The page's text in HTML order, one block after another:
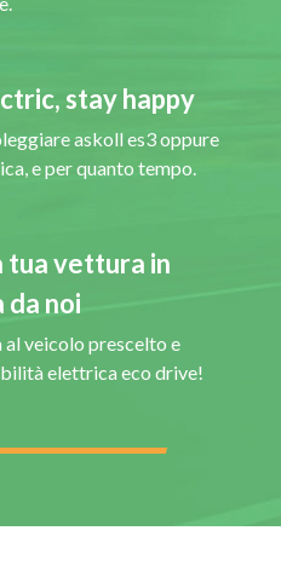
stay happy
askoll es3 oppure
e per quanto tempo.
tua vettura in
da noi
al veicolo prescelto e
elettrica eco drive!